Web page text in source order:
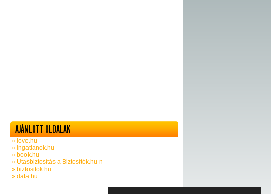
AJÁNLOTT OLDALAK
» love.hu
» ingatlanok.hu
» book.hu
» Utasbiztosítás a Biztosítók.hu-n
» biztositok.hu
» data.hu